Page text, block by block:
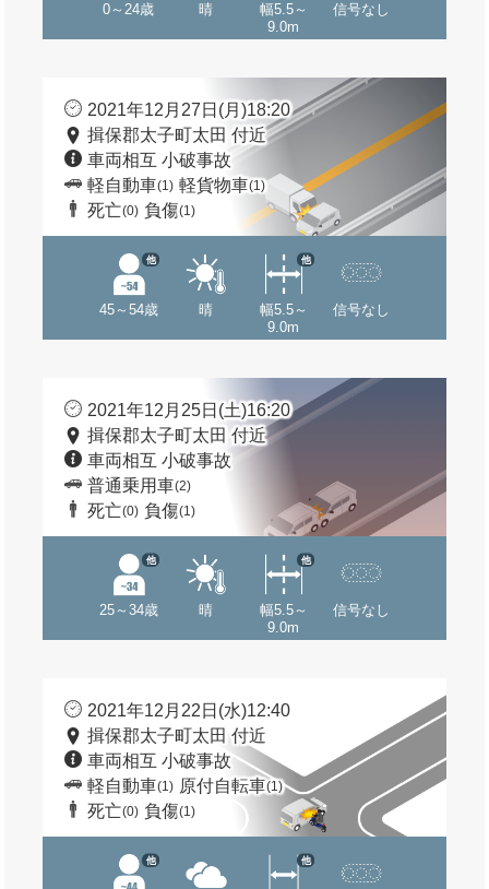
0～24歳 晴
幅5.5～
9.0m
信号なし
2021年12月27日(月)18:20
揖保郡太子町太田 付近
車両相互 小破事故
軽自動車(1) 軽貨物車(1)
死亡(0) 負傷(1)
45～54歳
他
晴
幅5.5～
9.0m
他
信号なし
2021年12月25日(土)16:20
揖保郡太子町太田 付近
車両相互 小破事故
普通乗用車(2)
死亡(0) 負傷(1)
25～34歳
他
晴
幅5.5～
9.0m
他
信号なし
2021年12月22日(水)12:40
揖保郡太子町太田 付近
車両相互 小破事故
軽自動車(1) 原付自転車(1)
死亡(0) 負傷(1)
他 他